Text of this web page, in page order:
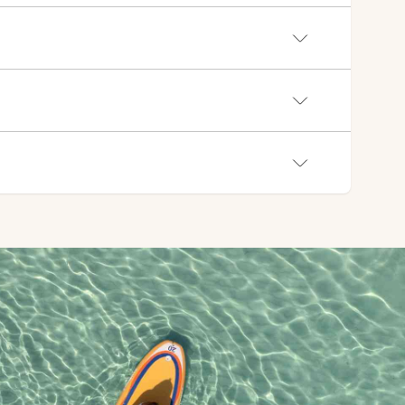
Eventuell vinstskatt betalas av vinnaren.
Läs mer om de
du är intresserad av och vad du klickar på. Om